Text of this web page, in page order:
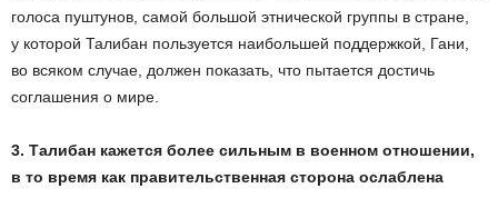
голоса пуштунов, самой большой этнической группы в стране,
у которой Талибан пользуется наибольшей поддержкой, Гани,
во всяком случае, должен показать, что пытается достичь
соглашения о мире.
3. Талибан кажется более сильным в военном отношении,
в то время как правительственная сторона ослаблена